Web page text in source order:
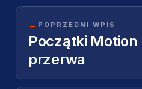
← POPRZEDNI WPIS
Początki Motion
przerwa